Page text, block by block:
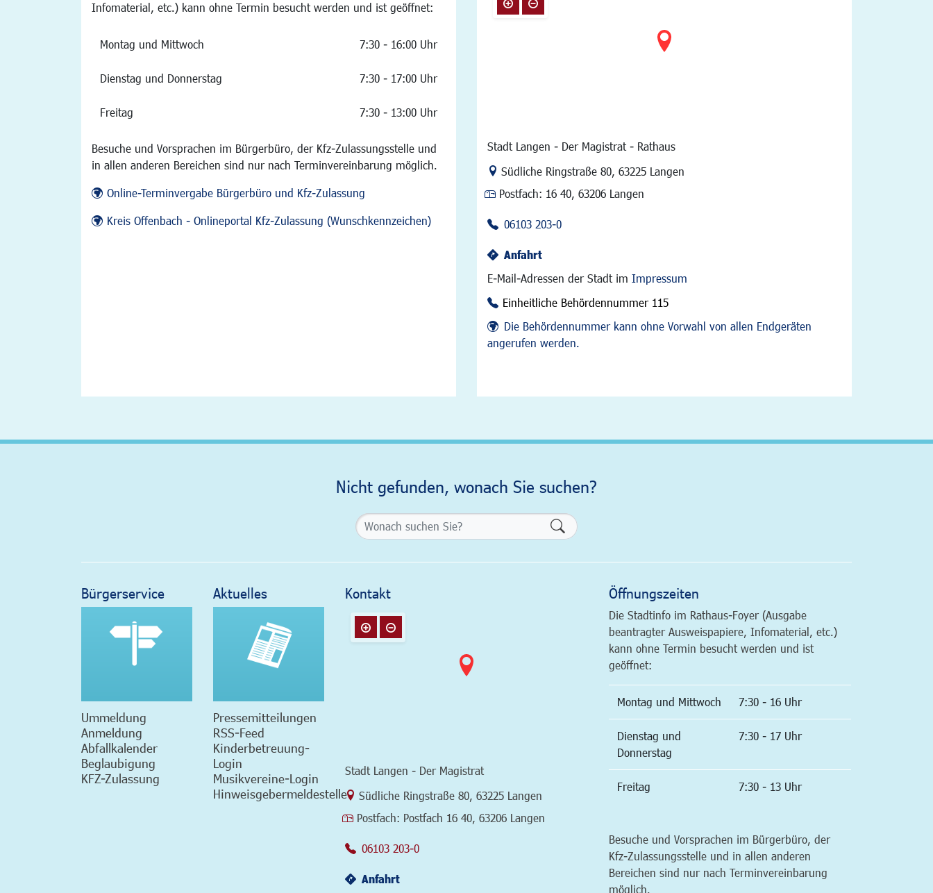
Infomaterial, etc.) kann ohne Termin besucht werden und ist geöffnet:
Montag und Mittwoch 7:30 - 16:00 Uhr
Dienstag und Donnerstag 7:30 - 17:00 Uhr
Freitag 7:30 - 13:00 Uhr
Besuche und Vorsprachen im Bürgerbüro, der Kfz-Zulassungsstelle und
in allen anderen Bereichen sind nur nach Terminvereinbarung möglich.
Online-Terminvergabe Bürgerbüro und Kfz-Zulassung
Kreis Offenbach - Onlineportal Kfz-Zulassung (Wunschkennzeichen)
Stadt Langen - Der Magistrat - Rathaus
Link zur Google-Maps Navigation
Südliche Ringstraße 80, 63225 Langen
Postfach: 16 40, 63206 Langen
06103 203-0
Anfahrt
E-Mail-Adressen der Stadt im Impressum
Einheitliche Behördennummer 115
Die Behördennummer kann ohne Vorwahl von allen Endgeräten
angerufen werden.
Nicht gefunden, wonach Sie suchen?
Formularschaltfläche
Bürgerservice
Ummeldung
Anmeldung
Abfallkalender
Beglaubigung
KFZ-Zulassung
Aktuelles
Pressemitteilungen
RSS-Feed
Kinderbetreuung-
Login
Musikvereine-Login
Hinweisgebermeldestelle
Kontakt
Stadt Langen - Der Magistrat
Link zur Google-Maps Navigation
Südliche Ringstraße 80 63225 Langen
Postfach: Postfach 16 40, 63206 Langen
06103 203-0
Anfahrt
Öffnungszeiten
Die Stadtinfo im Rathaus-Foyer (Ausgabe
beantragter Ausweispapiere, Infomaterial, etc.)
kann ohne Termin besucht werden und ist
geöffnet:
Montag und Mittwoch 7:30 - 16 Uhr
Dienstag und
Donnerstag
7:30 - 17 Uhr
Freitag 7:30 - 13 Uhr
Besuche und Vorsprachen im Bürgerbüro, der
Kfz-Zulassungsstelle und in allen anderen
Bereichen sind nur nach Terminvereinbarung
möglich.